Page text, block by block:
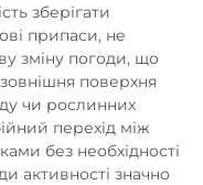
зберігати
припаси, не
зміну погоди, що
поверхня
чи рослинних
перехід між
без необхідності
активності значно